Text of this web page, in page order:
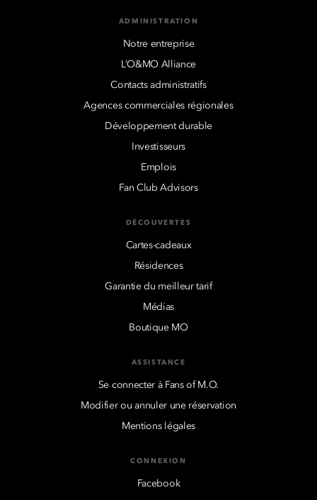
ADMINISTRATION
Notre entreprise
L’O&MO Alliance
Contacts administratifs
Agences commerciales régionales
Développement durable
Investisseurs
Emplois
Fan Club Advisors
DÉCOUVERTES
Cartes-cadeaux
Résidences
Garantie du meilleur tarif
Médias
Boutique MO
ASSISTANCE
Se connecter à Fans of M.O.
Modifier ou annuler une réservation
Mentions légales
CONNEXION
Facebook